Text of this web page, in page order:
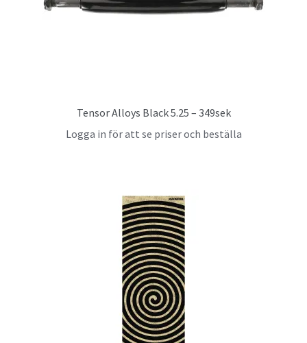
Tensor Alloys Black 5.25 – 349sek
Logga in för att se priser och beställa